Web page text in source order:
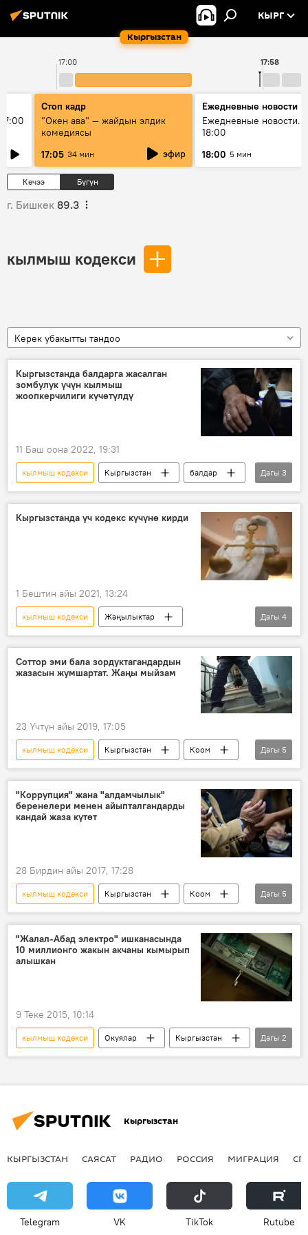
Кыргызстан
КЫРГ
17:00 17:58
Стоп кадр
"Окен ава" — жайдын элдик
комедиясы
17:05 34 мин эфир
Ежедневные новости
Ежедневные новости.
18:00
18:00 5 мин
Кечээ Бүгүн
г. Бишкек 89.3
кылмыш кодекси
Керек убакытты тандоо
Кыргызстанда балдарга жасалган
зомбулук үчүн кылмыш
жоопкерчилиги күчөтүлдү
11 Баш оона 2022, 19:31
кылмыш кодекси Кыргызстан
балдар
укук коргоо
ден соолук мыйзам
Дагы 3
Кыргызстанда үч кодекс күчүнө кирди
1 Бештин айы 2021, 13:24
кылмыш кодекси
Жаңылыктар
Кыргызстан
Саясат
кылмыш
Эреже бузуу жөнүндөгү кодекс
Дагы 4
Соттор эми бала зордуктагандардын
жазасын жумшартат. Жаңы мыйзам
23 Үчтүн айы 2019, 17:05
кылмыш кодекси Кыргызстан
Коом
Жаңылыктар
Жогорку Кеңеш
зордуктоо
бөбөктөр
Дагы 5
"Коррупция" жана "алдамчылык"
беренелери менен айыпталгандарды
кандай жаза күтөт
28 Бирдин айы 2017, 17:28
кылмыш кодекси Кыргызстан
Коом
Жаңылыктар
Саясат
Өмүрбек Текебаев
сот
Өмүрбек Текебаев камакка алынды
Дагы 5
"Жалал-Абад электро" ишканасында
10 миллионго жакын акчаны кымырып
алышкан
9 Теке 2015, 10:14
кылмыш кодекси Окуялар
Кыргызстан
Жаңылыктар
Жалал-Абад электро
Дагы 2
Кыргызстан
КЫРГЫЗСТАН САЯСАТ РАДИО РОССИЯ МИГРАЦИЯ
Telegram VK ТikТоk Rutube